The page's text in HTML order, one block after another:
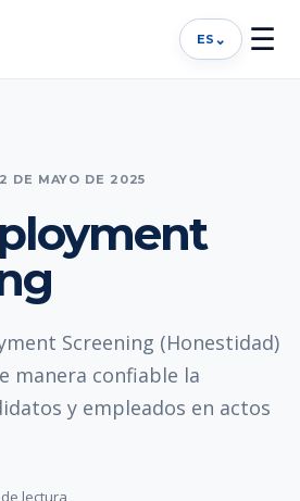
ES ⌄ ☰
DE MAYO DE 2025
Screening (Honestidad)
manera confiable la
y empleados en actos
de lectura